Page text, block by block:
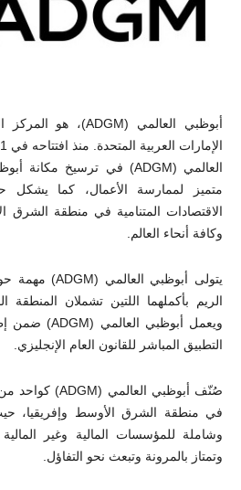
أبوظبي العالمي (ADGM)، هو المركز
العالمي (ADGM) في ترسيخ مكانة
متميز لممارسة الأعمال، كما يشكل
الاقتصادات المتنامية في منطقة الشرق
وكافة أنحاء العالم.
يتولى أبوظبي العالمي (ADGM) مهمة
الريم بأكملهما اللتين تشملان المنطقة
ويعمل أبوظبي العالمي (ADGM) ضمن
التطبيق المباشر للقانون العام الإنجليزي.
صُنّف أبوظبي العالمي (ADGM) كواحد من
في منطقة الشرق الأوسط وإفريقيا،
وشاملة للمؤسسات المالية وغير
وتمتاز بالمرونة وتبعث نحو التفاؤل.